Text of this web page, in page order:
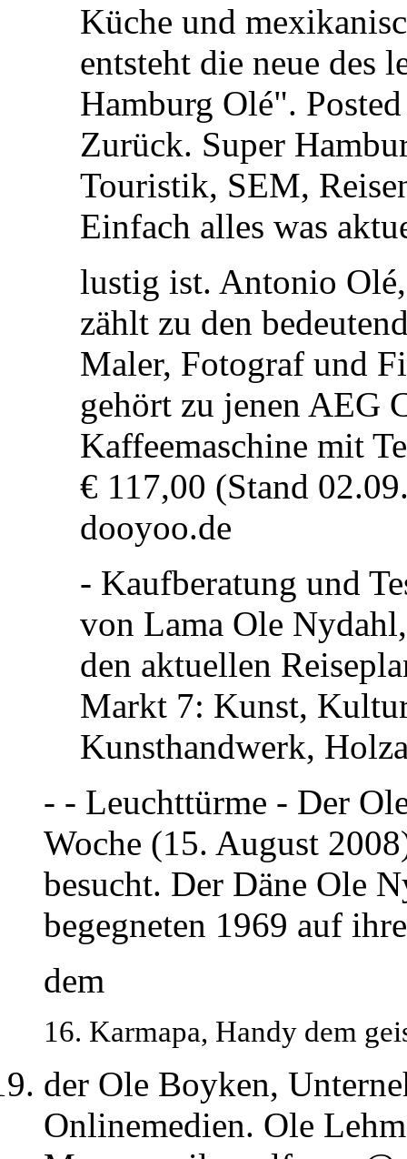
Küche und
entsteht die neue des
Hamburg Olé".
Zurück. Super
Touristik, SEM,
Einfach alles was
lustig ist. Antonio
zählt zu den
Maler, Fotograf und
gehört zu jenen AEG
Kaffeemaschine mit
€ 117,00 (Stand
dooyoo.de
- Kaufberatung und
von Lama Ole
den aktuellen
Markt 7: Kunst,
Kunsthandwerk,
- - Leuchttürme - Der
Woche (15. August
besucht. Der Däne Ole
begegneten 1969 auf
dem
16. Karmapa, Handy dem
der Ole Boyken,
Onlinemedien. Ole